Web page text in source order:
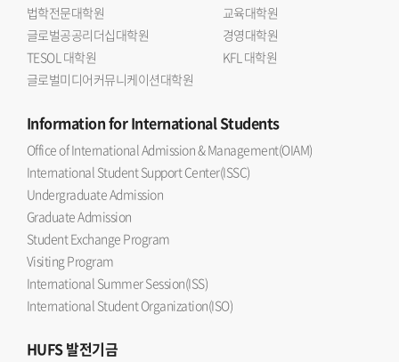
법학전문대학원
교육대학원
글로벌공공리더십대학원
경영대학원
TESOL 대학원
KFL 대학원
글로벌미디어커뮤니케이션대학원
Informationfor International Students
Office of International Admission & Management(OIAM)
International Student Support Center(ISSC)
Undergraduate Admission
Graduate Admission
Student Exchange Program
Visiting Program
International Summer Session(ISS)
International Student Organization(ISO)
HUFS발전기금